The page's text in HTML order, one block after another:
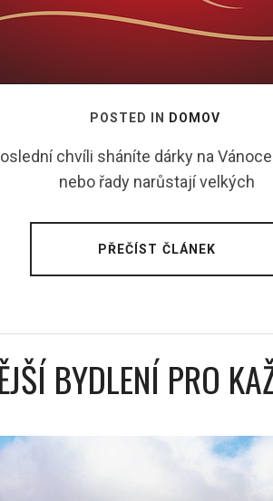
POSTED IN DOMOV
chvíli sháníte dárky na
nebo řady narůstají velkých
PŘEČÍST ČLÁNEK
BYDLENÍ PRO